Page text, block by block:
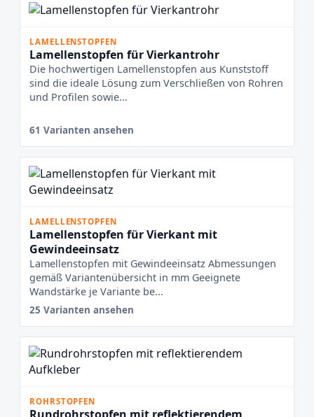
LAMELLENSTOPFEN
Lamellenstopfen für Vierkantrohr
Die hochwertigen Lamellenstopfen aus Kunststoff
sind die ideale Lösung zum Verschließen von Rohren
und Profilen sowie...
61 Varianten ansehen
LAMELLENSTOPFEN
Lamellenstopfen für Vierkant mit
Gewindeeinsatz
Lamellenstopfen mit Gewindeeinsatz Abmessungen
gemäß Variantenübersicht in mm Geeignete
Wandstärke je Variante be...
25 Varianten ansehen
ROHRSTOPFEN